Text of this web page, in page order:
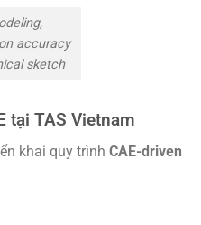
accuracy
sketch
tại TAS Vietnam
khai quy trình CAE-driven